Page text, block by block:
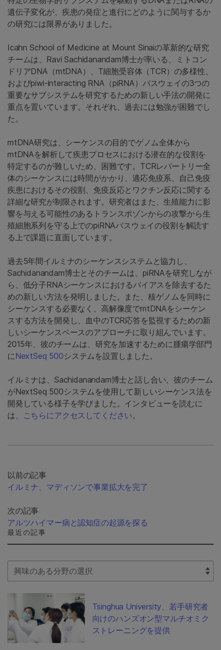
遺伝子変化が、疾患の発症と進行にどのように関与するか
の研究には限界がありました。
Icahn School of Medicine at Mount Sinaiの革新的な研究
チームは、Ravi Sachidanandam博士が率いる、ミトコン
ドリアDNA（mtDNA）、T細胞受容体（TCR）の多様性、
およびpiwi-interacting RNA（piRNA）パスウェイの3つの
重要なサブシステムを研究するための新しい手法の開発に
重点を置いています。それぞれ、過去には勉強が困難でし
た。
mtDNA研究は、シーケンスの目的でゲノム全体から
mtDNAを解析して疾患プロセスにおける潜在的な役割を
特定するのが難しいため、困難です。TCRレパートリー全
体のシーケンスには時間がかかり、適応免疫系、自己免疫
疾患におけるその役割、免疫反応とワクチン反応に関する
詳細な研究が制限されます。研究者はまた、生殖能力に影
響を与える可能性のあるトランスポゾンからの攻撃から生
殖細胞系列を守る上でのpiRNAパスウェイの役割を解読す
る上で課題に直面しています。
過去5年間イルミナのシーケンスシステムと協力し、
Sachidanandam博士とそのチームは、piRNAを研究しなが
ら、低分子RNAシーケンスにおけるバイアスを除去するた
めの新しい方法を発明しました。また、核ゲノムを同時に
シーケンスする必要なく、高解像度でmtDNAをシーケン
スする方法を開発し、血中のTCR応答を監視するための新
しいシーケンスベースのアプローチに取り組んでいます。
2015年、彼のチームは、研究を加速するために腫瘍学部門
にNextSeq 500システムを設置しました。
イルミナは、Sachidanandam博士と話し合い、彼のチーム
がNextSeq 500システムを使用して新しいシーケンス法を
開発している様子を学びました。インタビューを読むに
は、
こちらにアクセスしてください。
以前の記事
イルミナ、マディソンで事業拡大を完了
次の記事
アルツハイマー病と認知症の起源を探る
最近の記事
Select Filter
Tsinghua University、若手研究者
向けのハンズオン型マルチオミク
ストレーニングを提供